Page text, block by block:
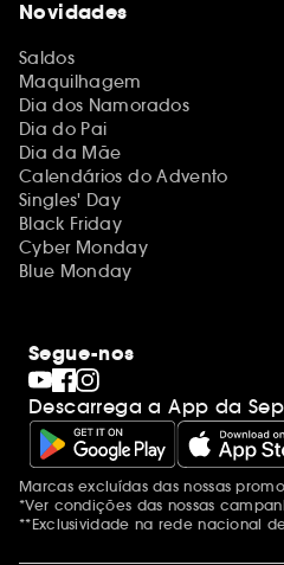
Novidades
Saldos
Maquilhagem
Dia dos Namorados
Dia do Pai
Dia da Mãe
Calendários do Advento
Singles' Day
Black Friday
Cyber Monday
Blue Monday
Segue-nos
Descarrega a App da
Menções adicionais
Marcas excluídas das nossas
*Ver condições das nossas
**Exclusividade na rede nacional